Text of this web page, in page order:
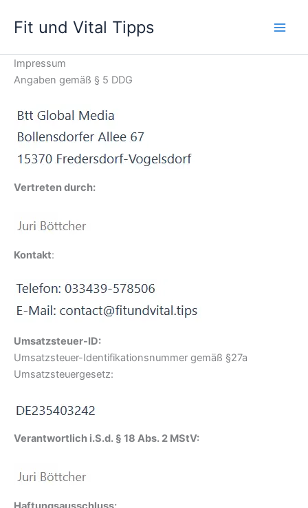
InhaltFit und Vital Tipps
Impressum
Angaben gemäß § 5 DDG
Vertreten durch:
Kontakt:
Umsatzsteuer-ID:
Umsatzsteuer-Identifikationsnummer gemäß §27a
Umsatzsteuergesetz:
Verantwortlich i.S.d. § 18 Abs. 2 MStV: